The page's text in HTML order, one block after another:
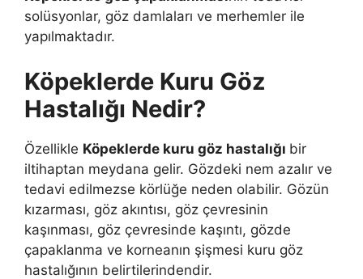
solüsyonlar, göz damlaları ve merhemler ile
yapılmaktadır.
Köpeklerde Kuru Göz
Hastalığı Nedir?
Özellikle Köpeklerde kuru göz hastalığı bir
iltihaptan meydana gelir. Gözdeki nem azalır ve
tedavi edilmezse körlüğe neden olabilir. Gözün
kızarması, göz akıntısı, göz çevresinin
kaşınması, göz çevresinde kaşıntı, gözde
çapaklanma ve korneanın şişmesi kuru göz
hastalığının belirtilerindendir.